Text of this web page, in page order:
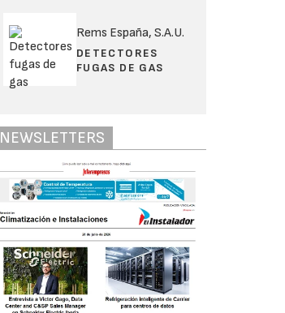
Rems España, S.A.U.
DETECTORES
FUGAS DE GAS
NEWSLETTERS